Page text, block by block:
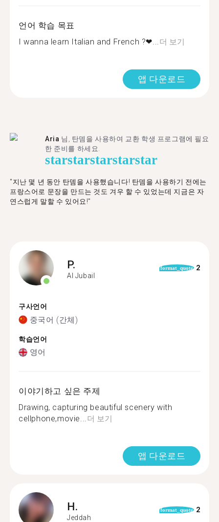
언어 학습 목표
I wanna learn Italian and French ?❤...더 보기
앱 다운로드
Aria 님, 탄뎀을 사용하여 교환 학생 프로그램에 필요
한 준비를 하세요.
starstarstarstarstar
"​​지난 몇 년 동안 탄뎀을 사용했습니다! 탄뎀을 사용하기 전에는
프랑스어로 문장을 만드는 것도 겨우 할 수 있었는데 지금은 자
연스럽게 말할 수 있어요!"
P.
Al Jubail
format_quote 2
구사언어
중국어 (간체)
학습언어
영어
이야기하고 싶은 주제
Drawing, capturing beautiful scenery with
cellphone,movie...더 보기
앱 다운로드
H.
Jeddah
format_quote 2